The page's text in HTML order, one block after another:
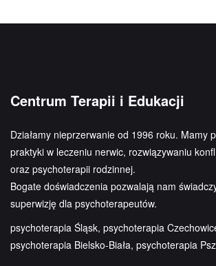
Centrum Terapii i Edukacji
Działamy nieprzerwanie od 1996 roku. Mamy
praktyki w leczeniu nerwic, rozwiązywaniu
oraz psychoterapii rodzinnej.
Bogate doświadczenia pozwalają nam
superwizję dla psychoterapeutów.
psychoterapia Śląsk, psychoterapia
psychoterapia Bielsko-Biała, psychoterapia